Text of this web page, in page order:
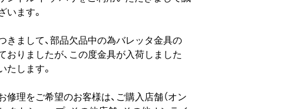
います。
きまして、部品欠品中の為バレッタ金具の
おりましたが、この度金具が入荷しました
たします。
修理をご希望のお客様は、ご購入店舗（オン